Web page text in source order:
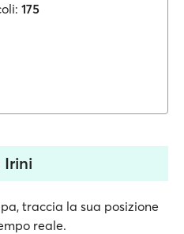
175
Irini
traccia la sua posizione
reale.